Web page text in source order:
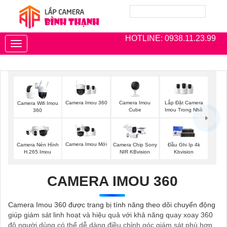
HOTLINE: 0938.11.23.99
Toggle
navigation
Camera Wifi Imou
360
Camera Imou 360
Camera Imou
Cube
Lắp Đặt Camera
Imou Trong Nhà
Camera Nén Hình
H.265 Imou
Camera Imou Mới
Camera Chip Sony
NIR KBvision
Đầu Ghi Ip 4k
Kbvision
CAMERA IMOU 360
Camera Imou 360 được trang bị tính năng theo dõi chuyển động
giúp giám sát linh hoạt và hiệu quả với khả năng quay xoay 360
độ người dùng có thể dễ dàng điều chỉnh góc giám sát phù hợp